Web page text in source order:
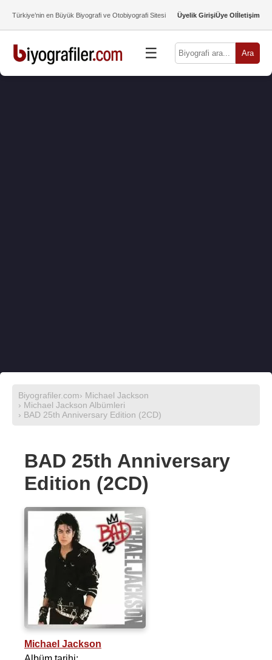
Türkiye’nin en Büyük Biyografi ve Otobiyografi Sitesi Üyelik GirişiÜye Olİletişim
☰ Ara
Biyografiler.com› Michael Jackson
› Michael Jackson Albümleri
› BAD 25th Anniversary Edition (2CD)
BAD 25th Anniversary
Edition (2CD)
Michael Jackson